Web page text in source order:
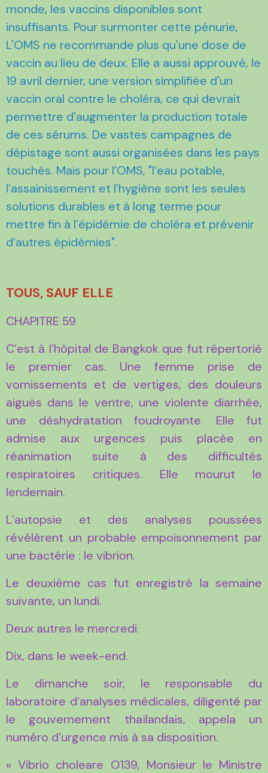
monde, les vaccins disponibles sont
insuffisants. Pour surmonter cette pénurie,
L'OMS ne recommande plus qu'une dose de
vaccin au lieu de deux. Elle a aussi approuvé, le
19 avril dernier, une version simplifiée d'un
vaccin oral contre le choléra, ce qui devrait
permettre d'augmenter la production totale
de ces sérums. De vastes campagnes de
dépistage sont aussi organisées dans les pays
touchés. Mais pour l’OMS, "l’eau potable,
l’assainissement et l’hygiène sont les seules
solutions durables et à long terme pour
mettre fin à l’épidémie de choléra et prévenir
d’autres épidémies".
TOUS, SAUF ELLE
CHAPITRE 59
C’est à l’hôpital de Bangkok que fut répertorié
le premier cas. Une femme prise de
vomissements et de vertiges, des douleurs
aiguës dans le ventre, une violente diarrhée,
une déshydratation foudroyante. Elle fut
admise aux urgences puis placée en
réanimation suite à des difficultés
respiratoires critiques. Elle mourut le
lendemain.
L’autopsie et des analyses poussées
révélèrent un probable empoisonnement par
une bactérie : le vibrion.
Le deuxième cas fut enregistré la semaine
suivante, un lundi.
Deux autres le mercredi.
Dix, dans le week-end.
Le dimanche soir, le responsable du
laboratoire d’analyses médicales, diligenté par
le gouvernement thaïlandais, appela un
numéro d’urgence mis à sa disposition.
« Vibrio choleare O139, Monsieur le Ministre